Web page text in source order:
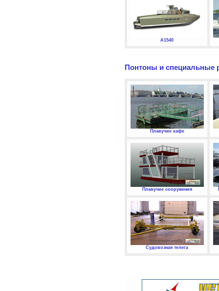
А1540
Понтоны и специальные
Плавучие кафе
Плавучие сооружения
Судовозная телега